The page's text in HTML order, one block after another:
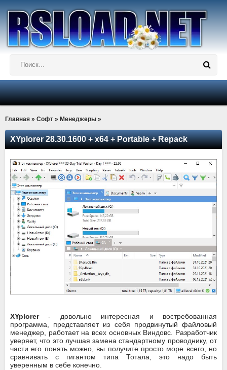
Главная » Софт » Менеджеры »
XYplorer 28.30.1600 + x64 + Portable + Repack
XYplorer- довольно интересная и востребованная
программа, представляет из себя продвинутый файловый
менеджер, работает на всех основных Виндовс. Разработчик
уверяет, что это лучшая замена стандартному проводнику, от
части его понять можно, вы получите просто море всего, но
сравнивать с гигантом типа Тотала, это надо быть
уверенным в себе конечно.